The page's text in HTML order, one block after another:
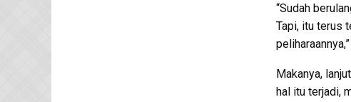
“Sudah
Tapi, itu terus
Makanya,
hal itu terjadi,